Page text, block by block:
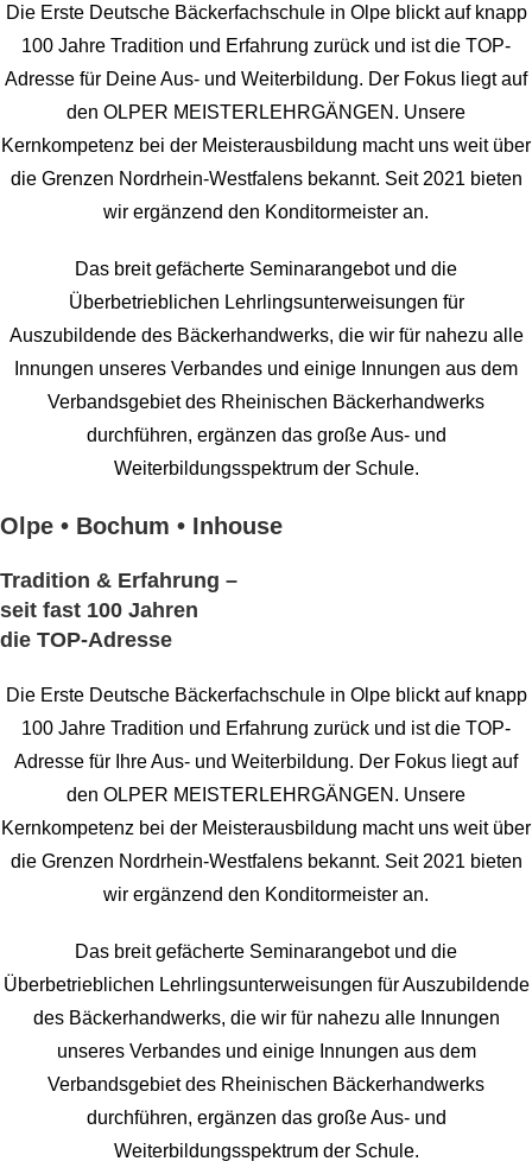
Die Erste Deutsche Bäckerfachschule in Olpe blickt auf knapp
100 Jahre Tradition und Erfahrung zurück und ist die TOP-
Adresse für Deine Aus- und Weiterbildung. Der Fokus liegt auf
den OLPER MEISTERLEHRGÄNGEN. Unsere
Kernkompetenz bei der Meisterausbildung macht uns weit über
die Grenzen Nordrhein-Westfalens bekannt. Seit 2021 bieten
wir ergänzend den Konditormeister an.
Das breit gefächerte Seminarangebot und die
Überbetrieblichen Lehrlingsunterweisungen für
Auszubildende des Bäckerhandwerks, die wir für nahezu alle
Innungen unseres Verbandes und einige Innungen aus dem
Verbandsgebiet des Rheinischen Bäckerhandwerks
durchführen, ergänzen das große Aus- und
Weiterbildungsspektrum der Schule.
Olpe • Bochum • Inhouse
Tradition & Erfahrung –
seit fast 100 Jahren
die TOP-Adresse
Die Erste Deutsche Bäckerfachschule in Olpe blickt auf knapp
100 Jahre Tradition und Erfahrung zurück und ist die TOP-
Adresse für Ihre Aus- und Weiterbildung. Der Fokus liegt auf
den OLPER MEISTERLEHRGÄNGEN. Unsere
Kernkompetenz bei der Meisterausbildung macht uns weit über
die Grenzen Nordrhein-Westfalens bekannt. Seit 2021 bieten
wir ergänzend den Konditormeister an.
Das breit gefächerte Seminarangebot und die
Überbetrieblichen Lehrlingsunterweisungen fürAuszubildende
des Bäckerhandwerks, die wir für nahezu alle Innungen
unseres Verbandes und einige Innungen aus dem
Verbandsgebiet des Rheinischen Bäckerhandwerks
durchführen, ergänzen das große Aus- und
Weiterbildungsspektrum der Schule.